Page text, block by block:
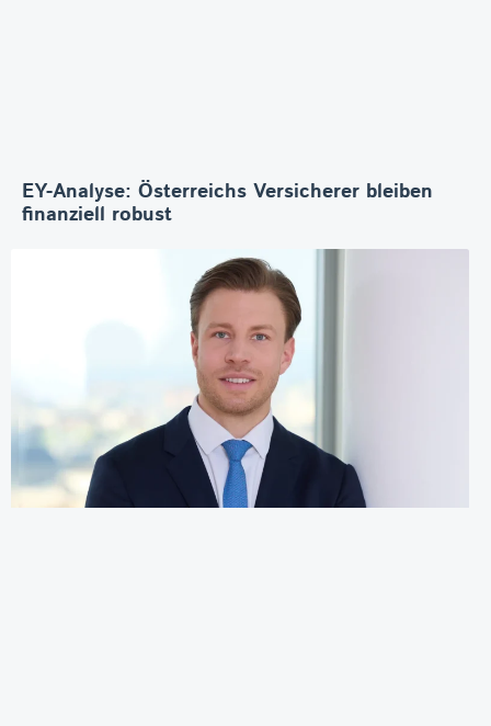
EY-Analyse: Österreichs Versicherer bleiben
finanziell robust